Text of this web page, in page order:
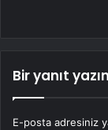
Bir yanıt yazın
E-posta adresiniz